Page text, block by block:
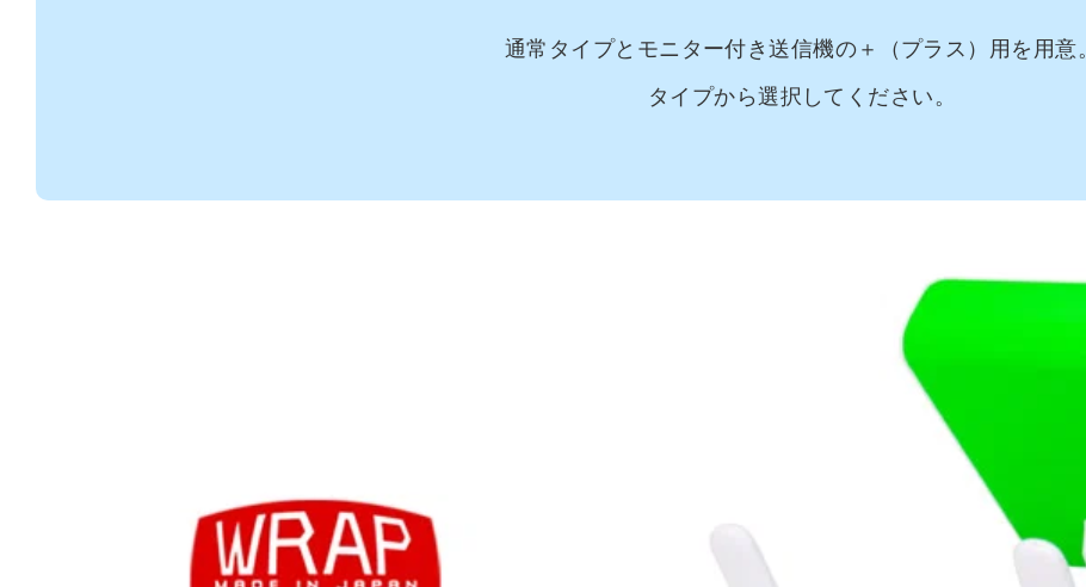
通常タイプとモニター付き送信機の＋（プラス）用を用意。
タイプから選択してください。